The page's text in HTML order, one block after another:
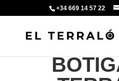
+34 669 14 57 22